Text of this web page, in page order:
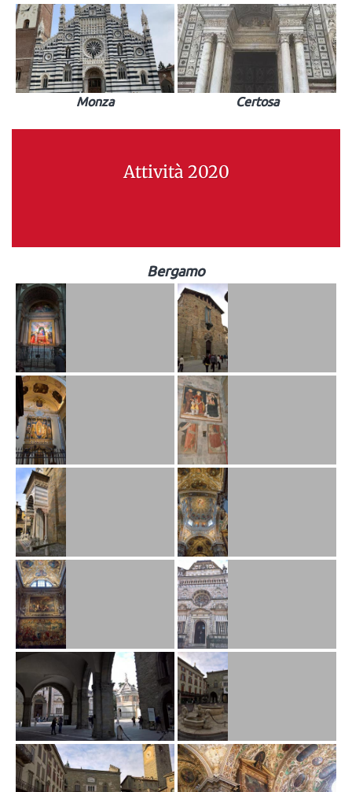
Monza Certosa
Attività 2020
Bergamo